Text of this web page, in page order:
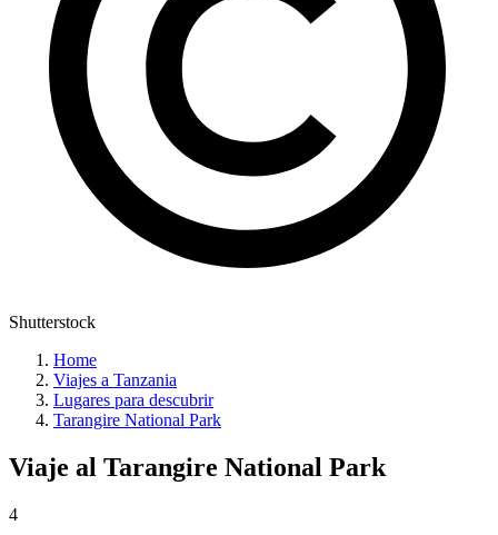
Shutterstock
Home
Viajes a Tanzania
Lugares para descubrir
Tarangire National Park
Viaje al Tarangire National Park
4